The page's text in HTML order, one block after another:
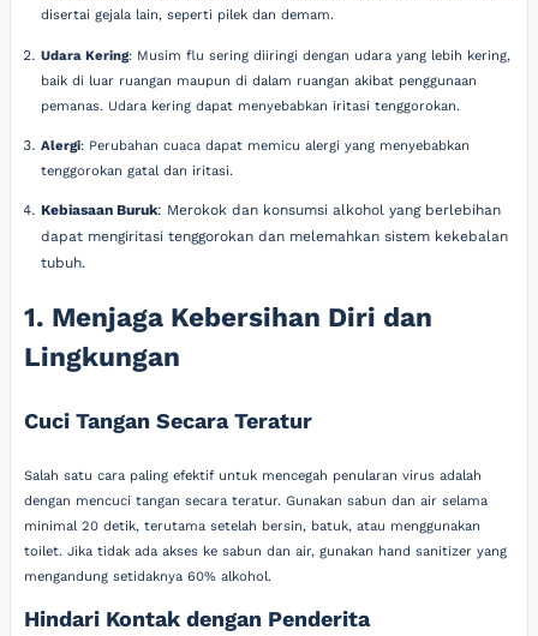
disertai gejala lain, seperti pilek dan demam.
Udara Kering: Musim flu sering diiringi dengan udara yang lebih kering,
baik di luar ruangan maupun di dalam ruangan akibat penggunaan
pemanas. Udara kering dapat menyebabkan iritasi tenggorokan.
Alergi: Perubahan cuaca dapat memicu alergi yang menyebabkan
tenggorokan gatal dan iritasi.
Kebiasaan Buruk: Merokok dan konsumsi alkohol yang berlebihan
dapat mengiritasi tenggorokan dan melemahkan sistem kekebalan
tubuh.
1. Menjaga Kebersihan Diri dan
Lingkungan
Cuci Tangan Secara Teratur
Salah satu cara paling efektif untuk mencegah penularan virus adalah
dengan mencuci tangan secara teratur. Gunakan sabun dan air selama
minimal 20 detik, terutama setelah bersin, batuk, atau menggunakan
toilet. Jika tidak ada akses ke sabun dan air, gunakan hand sanitizer yang
mengandung setidaknya 60% alkohol.
Hindari Kontak dengan Penderita